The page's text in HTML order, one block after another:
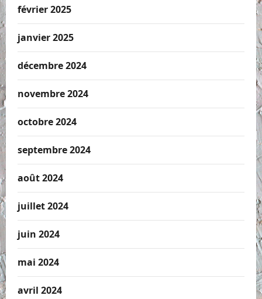
février 2025
janvier 2025
décembre 2024
novembre 2024
octobre 2024
septembre 2024
août 2024
juillet 2024
juin 2024
mai 2024
avril 2024